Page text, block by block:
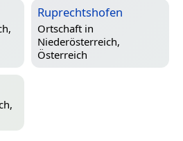
Ruprechtshofen
Ortschaft in
Niederösterreich,
Österreich